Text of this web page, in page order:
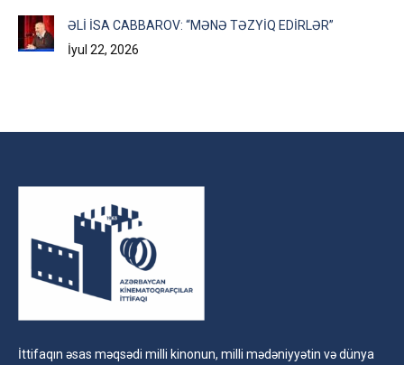
ƏLİ İSA CABBAROV: “MƏNƏ TƏZYİQ EDİRLƏR”
İyul 22, 2026
İttifaqın əsas məqsədi milli kinonun, milli mədəniyyətin və dünya